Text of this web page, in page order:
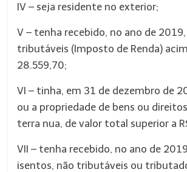
IV – seja residente no exterior;
V – tenha recebido, no ano de
tributáveis (Imposto de Renda)
28.559,70;
VI – tinha, em 31 de dezembro de
ou a propriedade de bens ou
terra nua, de valor total superior a
VII – tenha recebido, no ano de
isentos, não tributáveis ou